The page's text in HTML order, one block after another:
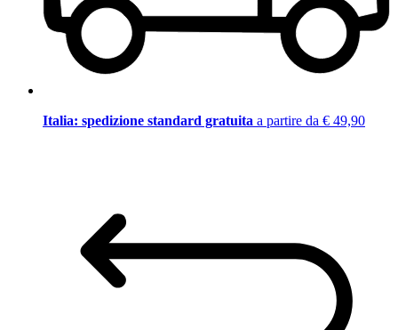
Italia: spedizione standard gratuita a partire da € 49,90